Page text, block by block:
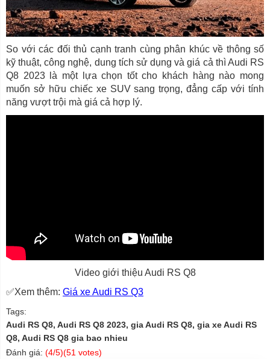
So với các đối thủ cạnh tranh cùng phân khúc về thông số
kỹ thuật, công nghệ, dung tích sử dụng và giá cả thì Audi RS
Q8 2023 là một lựa chọn tốt cho khách hàng nào mong
muốn sở hữu chiếc xe SUV sang trọng, đẳng cấp với tính
năng vượt trội mà giá cả hợp lý.
Video giới thiệu Audi RS Q8
✅Xem thêm: Giá xe Audi RS Q3
Tags:
Audi RS Q8, Audi RS Q8 2023, gia Audi RS Q8, gia xe Audi RS
Q8, Audi RS Q8 gia bao nhieu
Đánh giá: (4/5)(51 votes)